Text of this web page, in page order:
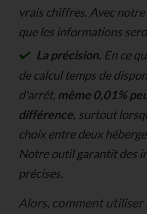
vrais chiffres. Avec
que les informations
La précision. En ce
de calcul temps de
d'arrêt, même 0,01%
différence, surtout
choix entre deux
Notre outil garantit des
précises.
Alors, comment utiliser